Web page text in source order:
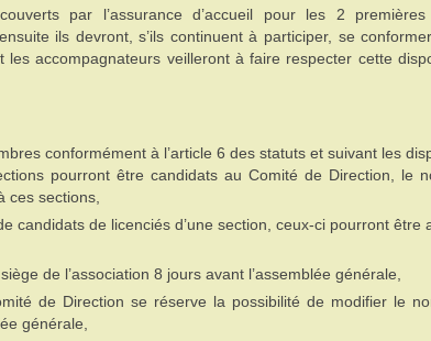
par l’assurance d’accueil pour les 2
ils devront, s’ils continuent à participer, se
les accompagnateurs veilleront à faire respecter cette
conformément à l’article 6 des statuts et suivant les
pourront être candidats au Comité de Direction, le
ces sections,
candidats de licenciés d’une section, ceux-ci pourront être
de l’association 8 jours avant l’assemblée générale,
de Direction se réserve la possibilité de modifier le
générale,